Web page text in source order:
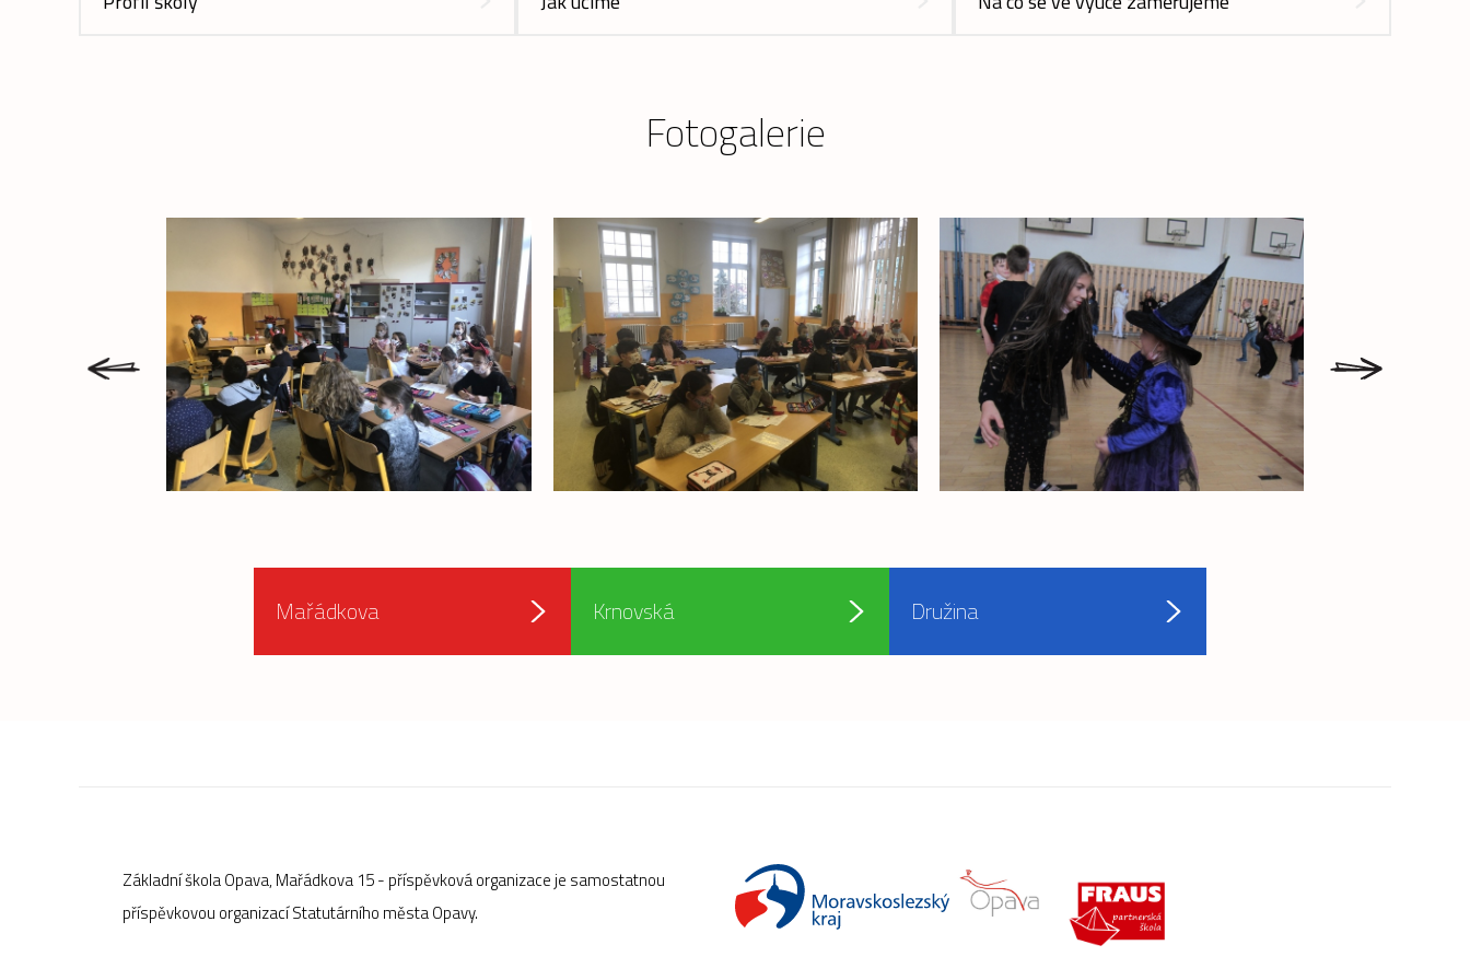
Fotogalerie
Mařádkova Krnovská Družina
Základní škola Opava, Mařádkova 15 - příspěvková organizace je samostatnou
příspěvkovou organizací Statutárního města Opavy.